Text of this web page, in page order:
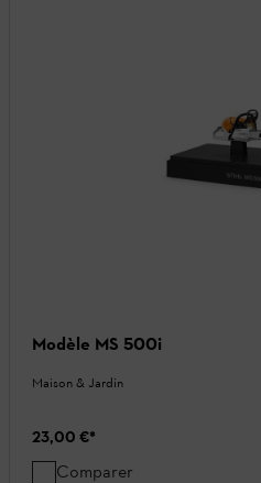
Modèle MS 500i
Maison & Jardin
23,00 €*
Comparer